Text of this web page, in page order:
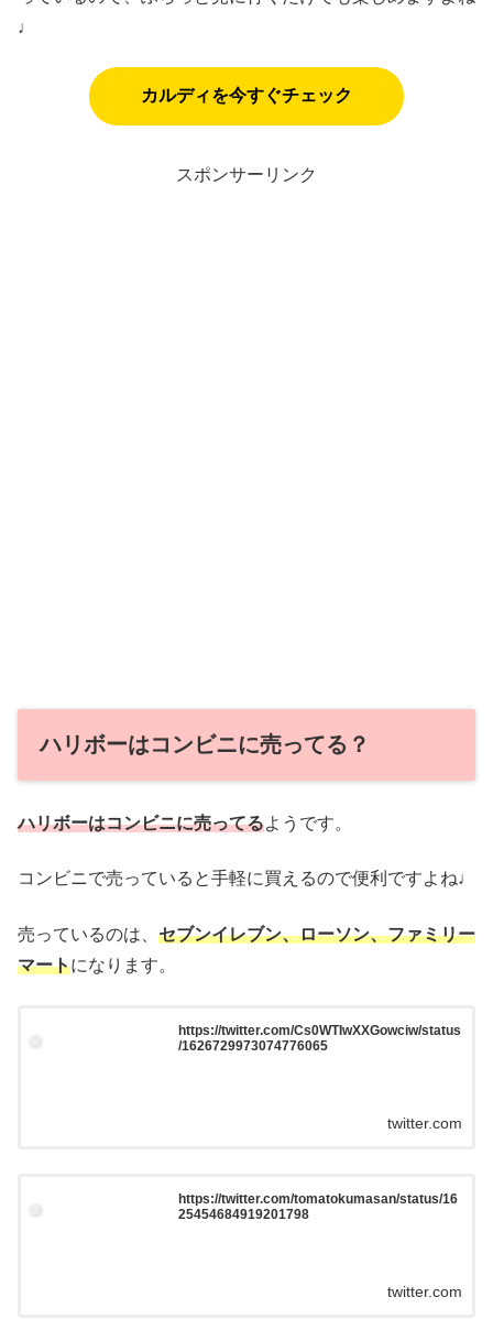
♩
カルディを今すぐチェック
スポンサーリンク
ハリボーはコンビニに売ってる？
ハリボーはコンビニに売ってるようです。
コンビニで売っていると手軽に買えるので便利ですよね♩
売っているのは、 セブンイレブン、ローソン、ファミリー
マートになります。
https://twitter.com/Cs0WTIwXXGowciw/status
/1626729973074776065
twitter.com
https://twitter.com/tomatokumasan/status/16
25454684919201798
twitter.com